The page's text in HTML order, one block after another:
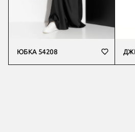
ЮБКА 54208